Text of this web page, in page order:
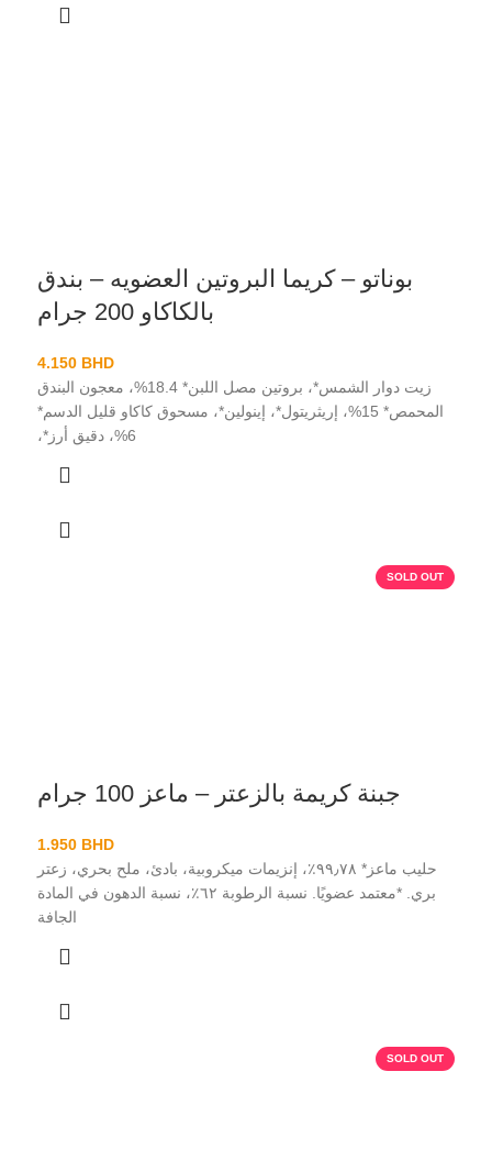
بوناتو – كريما البروتين العضويه – بندق
بالكاكاو 200 جرام
4.150 BHD
زيت دوار الشمس*، بروتين مصل اللبن* 18.4%، معجون البندق
المحمص* 15%، إريثريتول*، إينولين*، مسحوق كاكاو قليل الدسم*
6%، دقيق أرز*،
SOLD OUT
جبنة كريمة بالزعتر – ماعز 100 جرام
1.950 BHD
حليب ماعز* ٩٩٫٧٨٪، إنزيمات ميكروبية، بادئ، ملح بحري، زعتر
بري. *معتمد عضويًا. نسبة الرطوبة ٦٢٪، نسبة الدهون في المادة
الجافة
SOLD OUT